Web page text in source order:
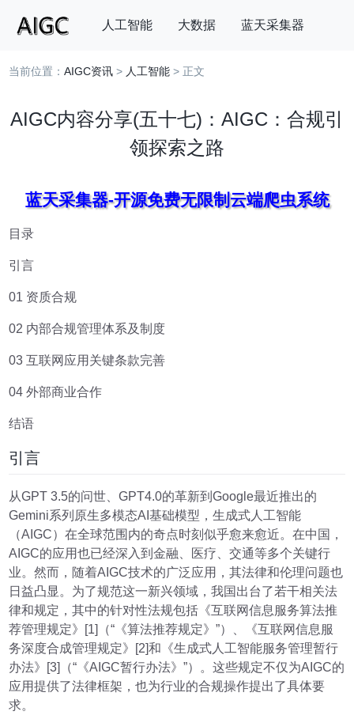
人工智能 大数据 蓝天采集器
搜索
当前位置：AIGC资讯 > 人工智能 > 正文
AIGC内容分享(五十七)：AIGC：合规引
领探索之路
蓝天采集器-开源免费无限制云端爬虫系统
目录
引言
01 资质合规
02 内部合规管理体系及制度
03 互联网应用关键条款完善
04 外部商业合作
结语
引言
从GPT 3.5的问世、GPT4.0的革新到Google最近推出的
Gemini系列原生多模态AI基础模型，生成式人工智能
（AIGC）在全球范围内的奇点时刻似乎愈来愈近。在中国，
AIGC的应用也已经深入到金融、医疗、交通等多个关键行
业。然而，随着AIGC技术的广泛应用，其法律和伦理问题也
日益凸显。为了规范这一新兴领域，我国出台了若干相关法
律和规定，其中的针对性法规包括《互联网信息服务算法推
荐管理规定》[1]（“《算法推荐规定》”）、《互联网信息服
务深度合成管理规定》[2]和《生成式人工智能服务管理暂行
办法》[3]（“《AIGC暂行办法》”）。这些规定不仅为AIGC的
应用提供了法律框架，也为行业的合规操作提出了具体要
求。